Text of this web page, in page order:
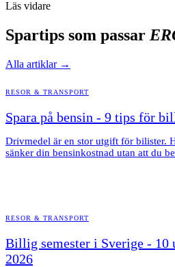
Läs vidare
Spartips som passar
Alla artiklar →
RESOR & TRANSPORT
Spara på bensin - 9 tips för
Drivmedel är en stor utgift för bilister.
sänker din bensinkostnad utan att du
RESOR & TRANSPORT
Billig semester i Sverige - 10
2026